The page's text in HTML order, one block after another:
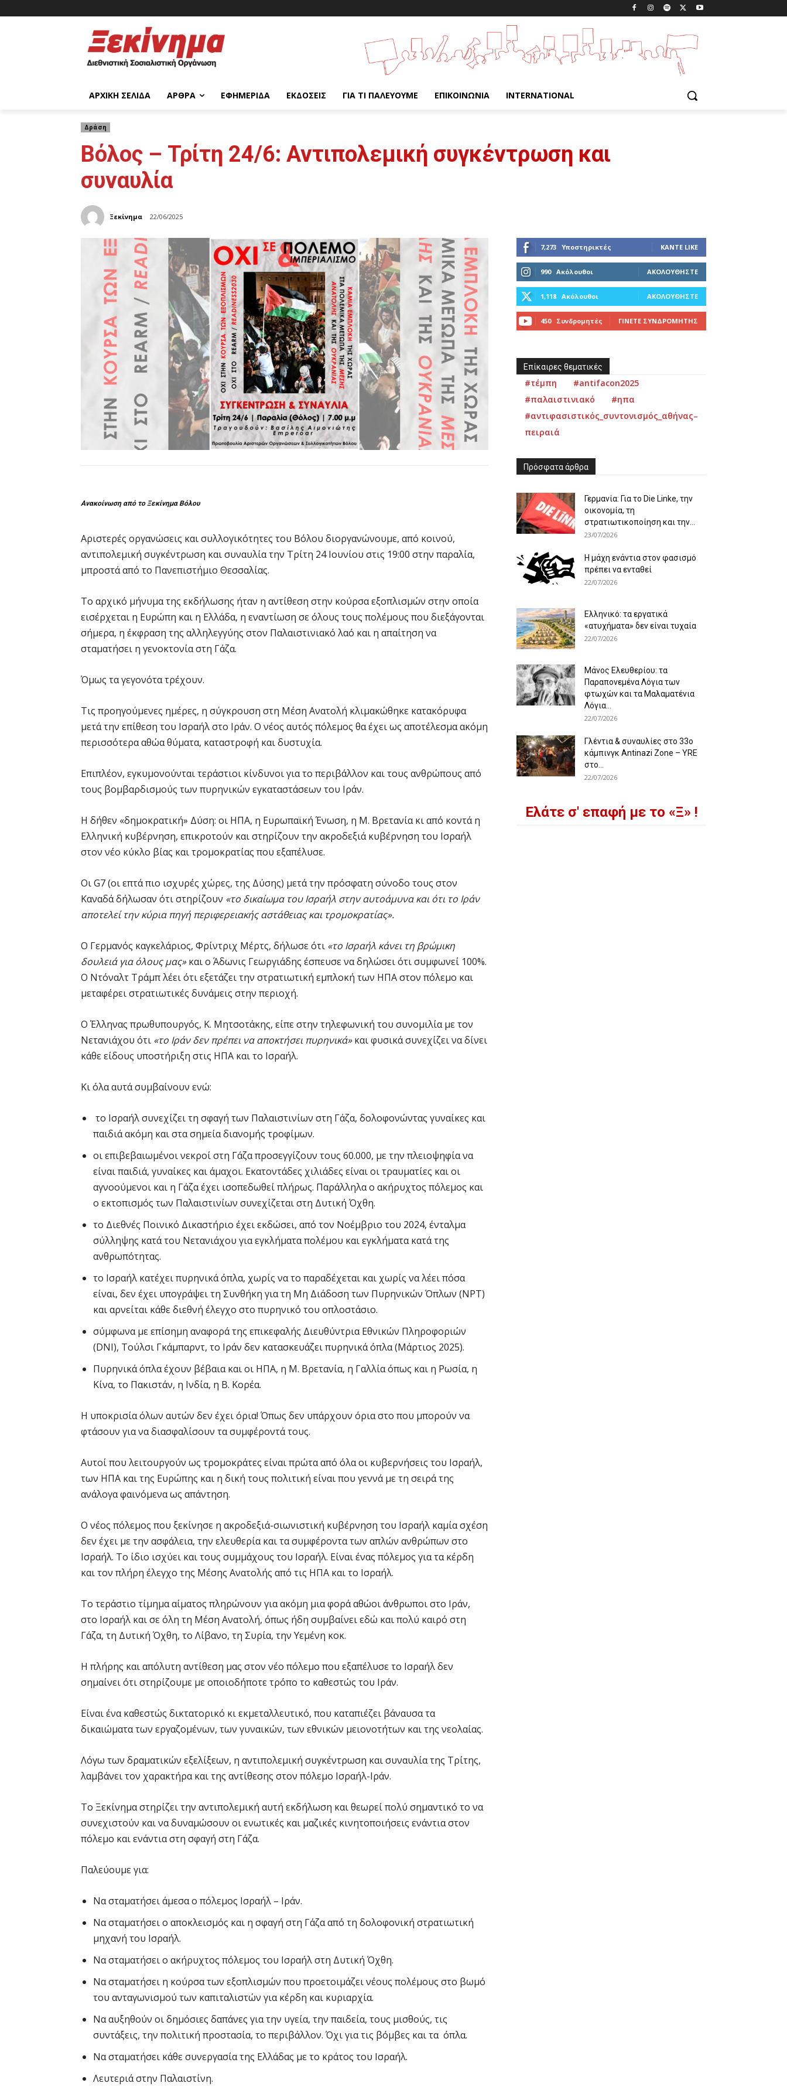
ΑΡΧΙΚΉ ΣΕΛΊΔΑ ΆΡΘΡΑ ΕΦΗΜΕΡΊΔΑ ΕΚΔΌΣΕΙΣ ΓΙΑ ΤΙ ΠΑΛΕΎΟΥΜΕ ΕΠΙΚΟΙΝΩΝΊΑ INTERNATIONAL
Δράση
Βόλος – Τρίτη 24/6: Αντιπολεμική συγκέντρωση και
συναυλία
Ξεκίνημα 22/06/2025
Ανακοίνωση από το Ξεκίνημα Βόλου
Αριστερές οργανώσεις και συλλογικότητες του Βόλου διοργανώνουμε, από κοινού,
αντιπολεμική συγκέντρωση και συναυλία την Τρίτη 24 Ιουνίου στις 19:00 στην παραλία,
μπροστά από το Πανεπιστήμιο Θεσσαλίας.
Το αρχικό μήνυμα της εκδήλωσης ήταν η αντίθεση στην κούρσα εξοπλισμών στην οποία
εισέρχεται η Ευρώπη και η Ελλάδα, η εναντίωση σε όλους τους πολέμους που διεξάγονται
σήμερα, η έκφραση της αλληλεγγύης στον Παλαιστινιακό λαό και η απαίτηση να
σταματήσει η γενοκτονία στη Γάζα.
Όμως τα γεγονότα τρέχουν.
Τις προηγούμενες ημέρες, η σύγκρουση στη Μέση Ανατολή κλιμακώθηκε κατακόρυφα
μετά την επίθεση του Ισραήλ στο Ιράν. Ο νέος αυτός πόλεμος θα έχει ως αποτέλεσμα ακόμη
περισσότερα αθώα θύματα, καταστροφή και δυστυχία.
Επιπλέον, εγκυμονούνται τεράστιοι κίνδυνοι για το περιβάλλον και τους ανθρώπους από
τους βομβαρδισμούς των πυρηνικών εγκαταστάσεων του Ιράν.
Η δήθεν «δημοκρατική» Δύση: οι ΗΠΑ, η Ευρωπαϊκή Ένωση, η Μ. Βρετανία κι από κοντά η
Ελληνική κυβέρνηση, επικροτούν και στηρίζουν την ακροδεξιά κυβέρνηση του Ισραήλ
στον νέο κύκλο βίας και τρομοκρατίας που εξαπέλυσε.
Οι G7 (οι επτά πιο ισχυρές χώρες, της Δύσης) μετά την πρόσφατη σύνοδο τους στον
Καναδά δήλωσαν ότι στηρίζουν «το δικαίωμα του Ισραήλ στην αυτοάμυνα και ότι το Ιράν
αποτελεί την κύρια πηγή περιφερειακής αστάθειας και τρομοκρατίας».
Ο Γερμανός καγκελάριος, Φρίντριχ Μέρτς, δήλωσε ότι «το Ισραήλ κάνει τη βρώμικη
δουλειά για όλους μας»και ο Άδωνις Γεωργιάδης έσπευσε να δηλώσει ότι συμφωνεί 100%.
Ο Ντόναλτ Τράμπ λέει ότι εξετάζει την στρατιωτική εμπλοκή των ΗΠΑ στον πόλεμο και
μεταφέρει στρατιωτικές δυνάμεις στην περιοχή.
Ο Έλληνας πρωθυπουργός, Κ. Μητσοτάκης, είπε στην τηλεφωνική του συνομιλία με τον
Νετανιάχου ότι «το Ιράν δεν πρέπει να αποκτήσει πυρηνικά»και φυσικά συνεχίζει να δίνει
κάθε είδους υποστήριξη στις ΗΠΑ και το Ισραήλ.
Κι όλα αυτά συμβαίνουν ενώ:
το Ισραήλ συνεχίζει τη σφαγή των Παλαιστινίων στη Γάζα, δολοφονώντας γυναίκες και
παιδιά ακόμη και στα σημεία διανομής τροφίμων.
οι επιβεβαιωμένοι νεκροί στη Γάζα προσεγγίζουν τους 60.000, με την πλειοψηφία να
είναι παιδιά, γυναίκες και άμαχοι. Εκατοντάδες χιλιάδες είναι οι τραυματίες και οι
αγνοούμενοι και η Γάζα έχει ισοπεδωθεί πλήρως. Παράλληλα ο ακήρυχτος πόλεμος και
ο εκτοπισμός των Παλαιστινίων συνεχίζεται στη Δυτική Όχθη.
το Διεθνές Ποινικό Δικαστήριο έχει εκδώσει, από τον Νοέμβριο του 2024, ένταλμα
σύλληψης κατά του Νετανιάχου για εγκλήματα πολέμου και εγκλήματα κατά της
ανθρωπότητας.
το Ισραήλ κατέχει πυρηνικά όπλα, χωρίς να το παραδέχεται και χωρίς να λέει πόσα
είναι, δεν έχει υπογράψει τη Συνθήκη για τη Μη Διάδοση των Πυρηνικών Όπλων (NPT)
και αρνείται κάθε διεθνή έλεγχο στο πυρηνικό του οπλοστάσιο.
σύμφωνα με επίσημη αναφορά της επικεφαλής Διευθύντρια Εθνικών Πληροφοριών
(DNI), Τούλσι Γκάμπαρντ, το Ιράν δεν κατασκευάζει πυρηνικά όπλα (Μάρτιος 2025).
Πυρηνικά όπλα έχουν βέβαια και οι ΗΠΑ, η Μ. Βρετανία, η Γαλλία όπως και η Ρωσία, η
Κίνα, το Πακιστάν, η Ινδία, η Β. Κορέα.
Η υποκρισία όλων αυτών δεν έχει όρια! Όπως δεν υπάρχουν όρια στο που μπορούν να
φτάσουν για να διασφαλίσουν τα συμφέροντά τους.
Αυτοί που λειτουργούν ως τρομοκράτες είναι πρώτα από όλα οι κυβερνήσεις του Ισραήλ,
των ΗΠΑ και της Ευρώπης και η δική τους πολιτική είναι που γεννά με τη σειρά της
ανάλογα φαινόμενα ως απάντηση.
Ο νέος πόλεμος που ξεκίνησε η ακροδεξιά-σιωνιστική κυβέρνηση του Ισραήλ καμία σχέση
δεν έχει με την ασφάλεια, την ελευθερία και τα συμφέροντα των απλών ανθρώπων στο
Ισραήλ. Το ίδιο ισχύει και τους συμμάχους του Ισραήλ. Είναι ένας πόλεμος για τα κέρδη
και τον πλήρη έλεγχο της Μέσης Ανατολής από τις ΗΠΑ και το Ισραήλ.
Το τεράστιο τίμημα αίματος πληρώνουν για ακόμη μια φορά αθώοι άνθρωποι στο Ιράν,
στο Ισραήλ και σε όλη τη Μέση Ανατολή, όπως ήδη συμβαίνει εδώ και πολύ καιρό στη
Γάζα, τη Δυτική Όχθη, το Λίβανο, τη Συρία, την Υεμένη κοκ.
Η πλήρης και απόλυτη αντίθεση μας στον νέο πόλεμο που εξαπέλυσε το Ισραήλ δεν
σημαίνει ότι στηρίζουμε με οποιοδήποτε τρόπο το καθεστώς του Ιράν.
Είναι ένα καθεστώς δικτατορικό κι εκμεταλλευτικό, που καταπιέζει βάναυσα τα
δικαιώματα των εργαζομένων, των γυναικών, των εθνικών μειονοτήτων και της νεολαίας.
Λόγω των δραματικών εξελίξεων, η αντιπολεμική συγκέντρωση και συναυλία της Τρίτης,
λαμβάνει τον χαρακτήρα και της αντίθεσης στον πόλεμο Ισραήλ-Ιράν.
Το Ξεκίνημα στηρίζει την αντιπολεμική αυτή εκδήλωση και θεωρεί πολύ σημαντικό το να
συνεχιστούν και να δυναμώσουν οι ενωτικές και μαζικές κινητοποιήσεις ενάντια στον
πόλεμο και ενάντια στη σφαγή στη Γάζα.
Παλεύουμε για:
Να σταματήσει άμεσα ο πόλεμος Ισραήλ – Ιράν.
Να σταματήσει ο αποκλεισμός και η σφαγή στη Γάζα από τη δολοφονική στρατιωτική
μηχανή του Ισραήλ.
Να σταματήσει ο ακήρυχτος πόλεμος του Ισραήλ στη Δυτική Όχθη.
Να σταματήσει η κούρσα των εξοπλισμών που προετοιμάζει νέους πολέμους στο βωμό
του ανταγωνισμού των καπιταλιστών για κέρδη και κυριαρχία.
Να αυξηθούν οι δημόσιες δαπάνες για την υγεία, την παιδεία, τους μισθούς, τις
συντάξεις, την πολιτική προστασία, το περιβάλλον. Όχι για τις βόμβες και τα όπλα.
Να σταματήσει κάθε συνεργασία της Ελλάδας με το κράτος του Ισραήλ.
Λευτεριά στην Παλαιστίνη.
7,273 Υποστηρικτές ΚΆΝΤΕ LIKE
990 Ακόλουθοι ΑΚΟΛΟΥΘΉΣΤΕ
1,118 Ακόλουθοι ΑΚΟΛΟΥΘΉΣΤΕ
450 Συνδρομητές ΓΊΝΕΤΕ ΣΥΝΔΡΟΜΗΤΉΣ
Επίκαιρες θεματικές
#τέμπη
#antifacon2025
#παλαιστινιακό
#ηπα
#αντιφασιστικός_συντονισμός_αθήνας–
πειραιά
Πρόσφατα άρθρα
Γερμανία: Για το Die Linke, την
οικονομία, τη
στρατιωτικοποίηση και την...
23/07/2026
Η μάχη ενάντια στον φασισμό
πρέπει να ενταθεί
22/07/2026
Ελληνικό: τα εργατικά
«ατυχήματα» δεν είναι τυχαία
22/07/2026
Μάνος Ελευθερίου: τα
Παραπονεμένα Λόγια των
φτωχών και τα Μαλαματένια
Λόγια...
22/07/2026
Γλέντια & συναυλίες στο 33ο
κάμπινγκ Antinazi Zone – YRE
στο...
22/07/2026
Ελάτε σ' επαφή με το «Ξ» !